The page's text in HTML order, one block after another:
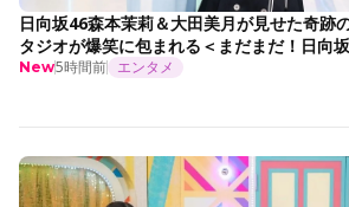
日向坂46森本茉莉＆大田美月が見せた奇跡
タジオが爆笑に包まれる＜まだまだ！日向
New5時間前 エンタメ